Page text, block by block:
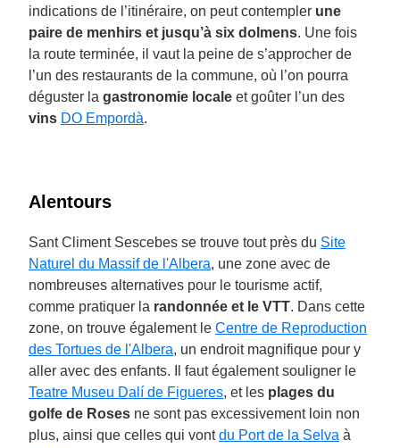
indications de l’itinéraire, on peut contempler une
paire de menhirs et jusqu’à six dolmens. Une fois
la route terminée, il vaut la peine de s’approcher de
l’un des restaurants de la commune, où l’on pourra
déguster la gastronomie locale et goûter l’un des
vins DO Empordà.
Alentours
Sant Climent Sescebes se trouve tout près du Site
Naturel du Massif de l'Albera, une zone avec de
nombreuses alternatives pour le tourisme actif,
comme pratiquer la randonnée et le VTT. Dans cette
zone, on trouve également le Centre de Reproduction
des Tortues de l'Albera, un endroit magnifique pour y
aller avec des enfants. Il faut également souligner le
Teatre Museu Dalí de Figueres, et les plages du
golfe de Roses ne sont pas excessivement loin non
plus, ainsi que celles qui vontdu Port de la Selva à